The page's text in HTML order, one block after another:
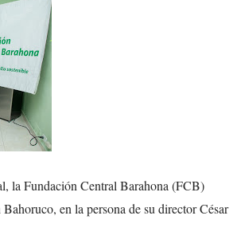
la Fundación Central Barahona (FCB)
en la persona de su director César